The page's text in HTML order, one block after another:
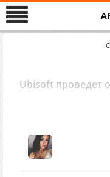
Ubisoft проведет